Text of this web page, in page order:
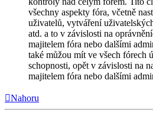
všechny aspekty fóra, včetně
uživatelů, vytváření
atd. a to v závislosti na
majitelem fóra nebo dalšími
také můžou mít ve všech fórech
schopnosti, opět v závislosti na
majitelem fóra nebo dalšími
Nahoru